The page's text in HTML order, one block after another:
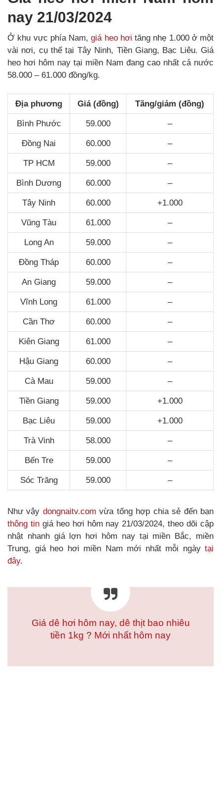
nay 21/03/2024
Ở khu vực phía Nam,giá heo hơi tăng nhẹ 1.000 ở một
vài nơi, cụ thể tại Tây Ninh, Tiền Giang, Bạc Liêu. Giá
heo hơi hôm nay tại miền Nam đang cao nhất cả nước
58.000 – 61.000 đồng/kg.
Địa phương Giá (đồng) Tăng/giảm (đồng)
Bình Phước 59.000 –
Đồng Nai 60.000 –
TP HCM 59.000 –
Bình Dương 60.000 –
Tây Ninh 60.000 +1.000
Vũng Tàu 61.000 –
Long An 59.000 –
Đồng Tháp 60.000 –
An Giang 59.000 –
Vĩnh Long 61.000 –
Cần Thơ 60.000 –
Kiên Giang 61.000 –
Hậu Giang 60.000 –
Cà Mau 59.000 –
Tiền Giang 59.000 +1.000
Bạc Liêu 59.000 +1.000
Trà Vinh 58.000 –
Bến Tre 59.000 –
Sóc Trăng 59.000 –
Như vậy dongnaitv.com vừa tổng hợp chia sẻ đến bạn
thông tingiá heo hơi hôm nay 21/03/2024, theo dõi cập
nhật nhanh giá lợn hơi hôm nay tại miền Bắc, miền
Trung, giá heo hơi miền Nam mới nhất mỗi ngày tại
đây.
Giá dê hơi hôm nay, dê thịt bao nhiêu
tiền 1kg ? Mới nhất hôm nay